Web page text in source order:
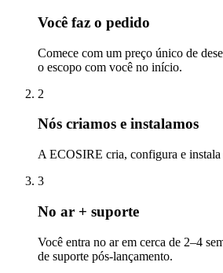
Você faz o pedido
Comece com um preço único de
o escopo com você no início.
2
Nós criamos e instalamos
A ECOSIRE cria, configura e instala
3
No ar + suporte
Você entra no ar em cerca de 2–4
de suporte pós-lançamento.